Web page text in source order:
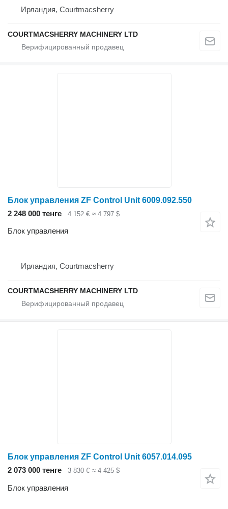
Ирландия, Courtmacsherry
COURTMACSHERRY MACHINERY LTD
Блок управления ZF Control Unit 6009.092.550
2 248 000 тенге
4 152 € ≈ 4 797 $
Блок управления
Ирландия, Courtmacsherry
COURTMACSHERRY MACHINERY LTD
Блок управления ZF Control Unit 6057.014.095
2 073 000 тенге
3 830 € ≈ 4 425 $
Блок управления